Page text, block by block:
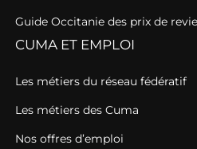
Guide Occitanie des prix de
CUMA ET EMPLOI
Les métiers du réseau fédératif
Les métiers des Cuma
Nos offres d’emploi